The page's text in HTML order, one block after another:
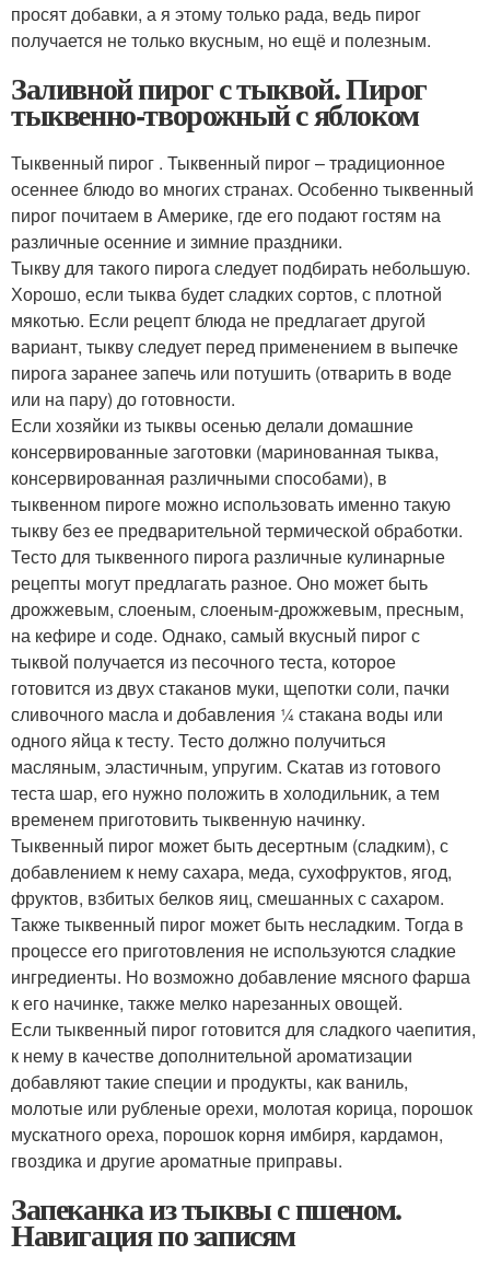
просят добавки, а я этому только рада, ведь пирог
получается не только вкусным, но ещё и полезным.
Заливной пирог с тыквой. Пирог
тыквенно-творожный с яблоком
Тыквенный пирог . Тыквенный пирог – традиционное
осеннее блюдо во многих странах. Особенно тыквенный
пирог почитаем в Америке, где его подают гостям на
различные осенние и зимние праздники.
Тыкву для такого пирога следует подбирать небольшую.
Хорошо, если тыква будет сладких сортов, с плотной
мякотью. Если рецепт блюда не предлагает другой
вариант, тыкву следует перед применением в выпечке
пирога заранее запечь или потушить (отварить в воде
или на пару) до готовности.
Если хозяйки из тыквы осенью делали домашние
консервированные заготовки (маринованная тыква,
консервированная различными способами), в
тыквенном пироге можно использовать именно такую
тыкву без ее предварительной термической обработки.
Тесто для тыквенного пирога различные кулинарные
рецепты могут предлагать разное. Оно может быть
дрожжевым, слоеным, слоеным-дрожжевым, пресным,
на кефире и соде. Однако, самый вкусный пирог с
тыквой получается из песочного теста, которое
готовится из двух стаканов муки, щепотки соли, пачки
сливочного масла и добавления ¼ стакана воды или
одного яйца к тесту. Тесто должно получиться
масляным, эластичным, упругим. Скатав из готового
теста шар, его нужно положить в холодильник, а тем
временем приготовить тыквенную начинку.
Тыквенный пирог может быть десертным (сладким), с
добавлением к нему сахара, меда, сухофруктов, ягод,
фруктов, взбитых белков яиц, смешанных с сахаром.
Также тыквенный пирог может быть несладким. Тогда в
процессе его приготовления не используются сладкие
ингредиенты. Но возможно добавление мясного фарша
к его начинке, также мелко нарезанных овощей.
Если тыквенный пирог готовится для сладкого чаепития,
к нему в качестве дополнительной ароматизации
добавляют такие специи и продукты, как ваниль,
молотые или рубленые орехи, молотая корица, порошок
мускатного ореха, порошок корня имбиря, кардамон,
гвоздика и другие ароматные приправы.
Запеканка из тыквы с пшеном.
Навигация по записям